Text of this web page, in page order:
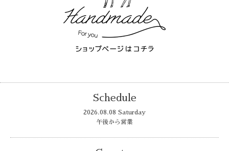
Schedule
2026.08.08 Saturday
午後から営業